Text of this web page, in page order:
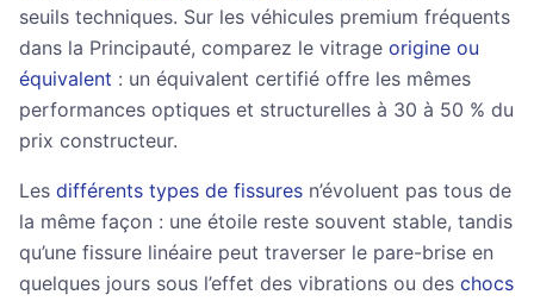
seuils techniques. Sur les véhicules premium fréquents
dans la Principauté, comparez le vitrage origine ou
équivalent : un équivalent certifié offre les mêmes
performances optiques et structurelles à 30 à 50 % du
prix constructeur.
Les différents types de fissures n’évoluent pas tous de
la même façon : une étoile reste souvent stable, tandis
qu’une fissure linéaire peut traverser le pare-brise en
quelques jours sous l’effet des vibrations ou des chocs